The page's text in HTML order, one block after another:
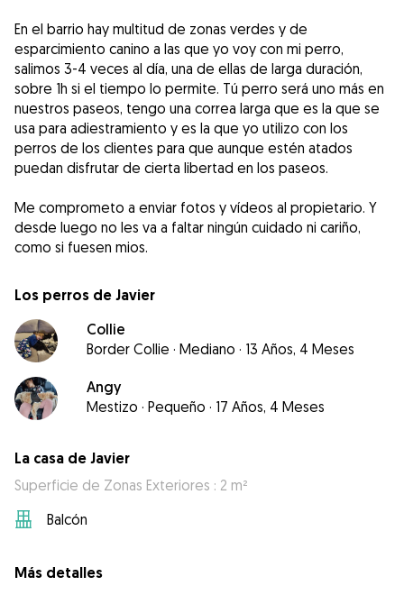
En el barrio hay multitud de zonas verdes y de
esparcimiento canino a las que yo voy con mi perro,
salimos 3-4 veces al día, una de ellas de larga duración,
sobre 1h si el tiempo lo permite. Tú perro será uno más en
nuestros paseos, tengo una correa larga que es la que se
usa para adiestramiento y es la que yo utilizo con los
perros de los clientes para que aunque estén atados
puedan disfrutar de cierta libertad en los paseos.
Me comprometo a enviar fotos y vídeos al propietario. Y
desde luego no les va a faltar ningún cuidado ni cariño,
como si fuesen mios.
Los perros de Javier
Collie
Border Collie · Mediano · 13 Años, 4 Meses
Angy
Mestizo · Pequeño · 17 Años, 4 Meses
La casa de Javier
Superficie de Zonas Exteriores : 2 m²
Balcón
Más detalles